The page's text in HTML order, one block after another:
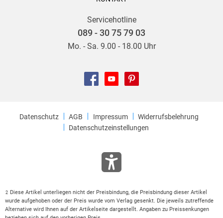
Servicehotline
089 - 30 75 79 03
Mo. - Sa. 9.00 - 18.00 Uhr
Datenschutz AGB Impressum
Widerrufsbelehrung
Datenschutzeinstellungen
2
Diese Artikel unterliegen nicht der Preisbindung, die Preisbindung dieser Artikel
wurde aufgehoben oder der Preis wurde vom Verlag gesenkt. Die jeweils zutreffende
Alternative wird Ihnen auf der Artikelseite dargestellt. Angaben zu Preissenkungen